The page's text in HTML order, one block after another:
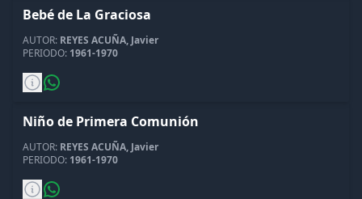
Bebé de La Graciosa
AUTOR: REYES ACUÑA, Javier
PERIODO: 1961-1970
Niño de Primera Comunión
AUTOR: REYES ACUÑA, Javier
PERIODO: 1961-1970